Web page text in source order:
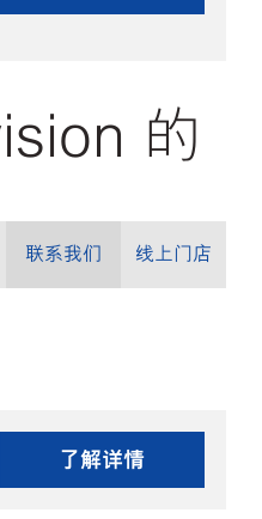
联系我们 线上门店
的
了解详情